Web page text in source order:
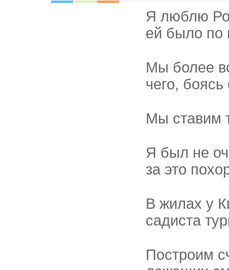
Я люблю
ей было по
Мы более
чего,
Мы ставим
Я был не
за это
В жилах у
садиста
Построим